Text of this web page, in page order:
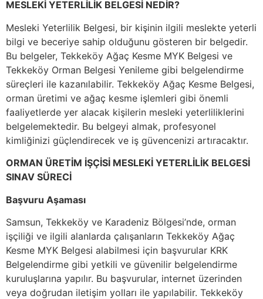
MESLEKİ YETERLİLİK BELGESİ NEDİR?
Mesleki Yeterlilik Belgesi, bir kişinin ilgili meslekte yeterli
bilgi ve beceriye sahip olduğunu gösteren bir belgedir.
Bu belgeler, Tekkeköy Ağaç Kesme MYK Belgesi ve
Tekkeköy Orman Belgesi Yenileme gibi belgelendirme
süreçleri ile kazanılabilir. Tekkeköy Ağaç Kesme Belgesi,
orman üretimi ve ağaç kesme işlemleri gibi önemli
faaliyetlerde yer alacak kişilerin mesleki yeterliliklerini
belgelemektedir. Bu belgeyi almak, profesyonel
kimliğinizi güçlendirecek ve iş güvencenizi artıracaktır.
ORMAN ÜRETİM İŞÇİSİ MESLEKİ YETERLİLİK BELGESİ
SINAV SÜRECİ
Başvuru Aşaması
Samsun, Tekkeköy ve Karadeniz Bölgesi’nde, orman
işçiliği ve ilgili alanlarda çalışanların Tekkeköy Ağaç
Kesme MYK Belgesi alabilmesi için başvurular KRK
Belgelendirme gibi yetkili ve güvenilir belgelendirme
kuruluşlarına yapılır. Bu başvurular, internet üzerinden
veya doğrudan iletişim yolları ile yapılabilir. Tekkeköy